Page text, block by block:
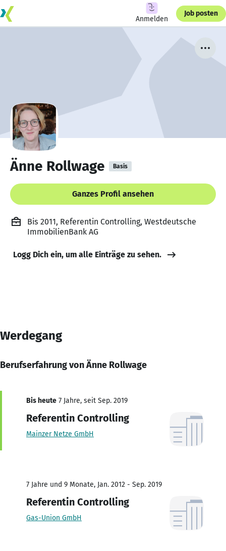
Anmelden
Job posten
Änne Rollwage Basis
Ganzes Profil ansehen
Bis 2011, Referentin Controlling, Westdeutsche
ImmobilienBank AG
Logg Dich ein, um alle Einträge zu sehen.
Werdegang
Berufserfahrung von Änne Rollwage
Bis heute 7 Jahre, seit Sep. 2019
Referentin Controlling
Mainzer Netze GmbH
7 Jahre und 9 Monate, Jan. 2012 - Sep. 2019
Referentin Controlling
Gas-Union GmbH